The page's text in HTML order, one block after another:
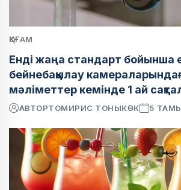
ҚОҒАМ
Енді жаңа стандарт бойынша
бейнебақылау
мәліметтер кемінде 1 ай
АВТОРТОМИРИС ТОНЫКӨК 5